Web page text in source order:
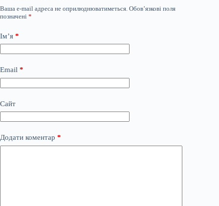
Ваша e-mail адреса не оприлюднюватиметься. Обов’язкові поля
позначені *
Ім’я *
Email *
Сайт
Додати коментар *